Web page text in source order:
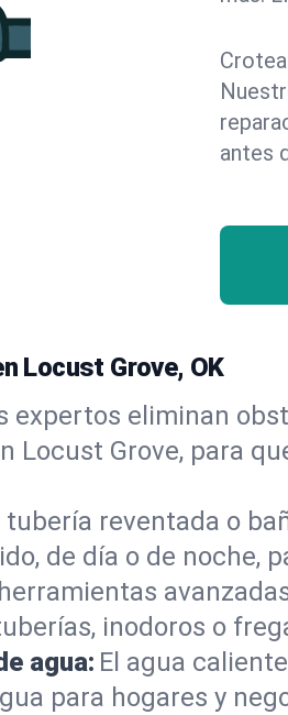
antes
Locust Grove, OK
expertos eliminan
Locust Grove, para
tubería reventada o
de día o de
inodoros o
agua: El agua
para hogares y